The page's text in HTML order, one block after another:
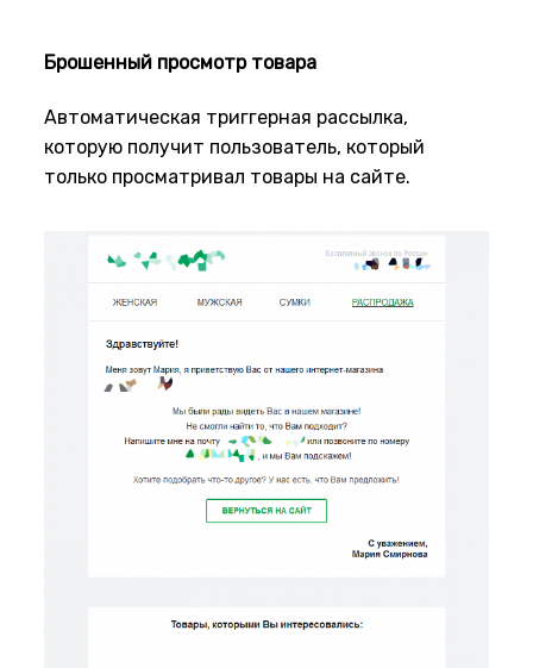
Брошенный просмотр товара
Автоматическая триггерная рассылка,
которую получит пользователь, который
только просматривал товары на сайте.